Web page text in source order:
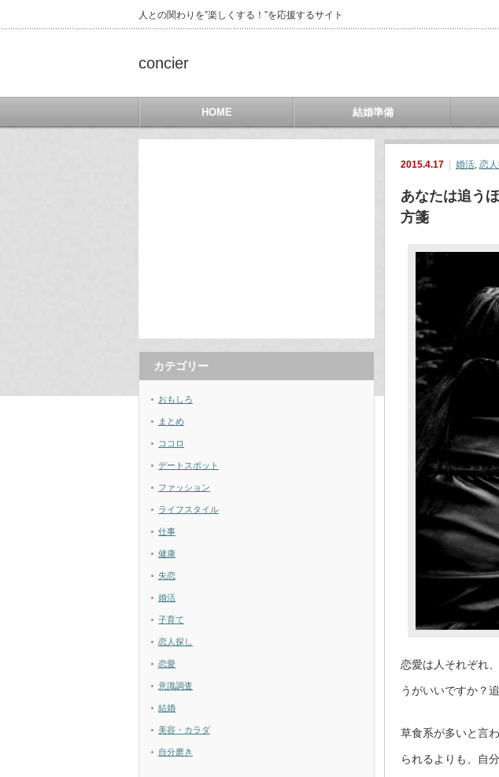
人との関わりを”楽しくする！”を応援するサイト
concier
HOME 結婚準備
2015.4.17 婚活, 恋
あなたは追う
方箋
恋愛は人それぞれ
うがいいですか？
草食系が多いと言
られるよりも、自
カテゴリー
おもしろ
まとめ
ココロ
デートスポット
ファッション
ライフスタイル
仕事
健康
失恋
婚活
子育て
恋人探し
恋愛
意識調査
結婚
美容・カラダ
自分磨き